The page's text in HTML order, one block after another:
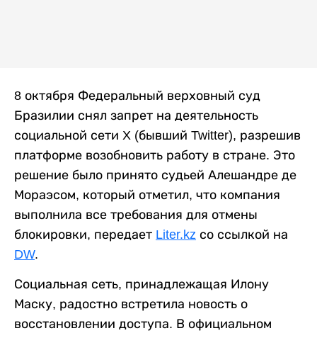
8 октября Федеральный верховный суд
Бразилии снял запрет на деятельность
социальной сети X (бывший Twitter), разрешив
платформе возобновить работу в стране. Это
решение было принято судьей Алешандре де
Мораэсом, который отметил, что компания
выполнила все требования для отмены
блокировки, передает Liter.kz со ссылкой на
DW.
Социальная сеть, принадлежащая Илону
Маску, радостно встретила новость о
восстановлении доступа. В официальном